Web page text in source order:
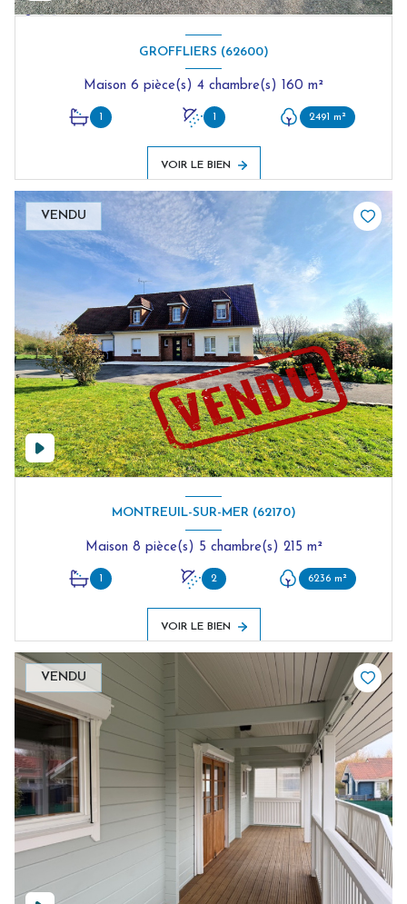
GROFFLIERS (62600)
Maison 6 pièce(s) 4 chambre(s) 160 m²
2491 m²
VOIR LE BIEN
VENDU
MONTREUIL-SUR-MER (62170)
Maison 8 pièce(s) 5 chambre(s) 215 m²
1 2 6236 m²
VOIR LE BIEN
VENDU